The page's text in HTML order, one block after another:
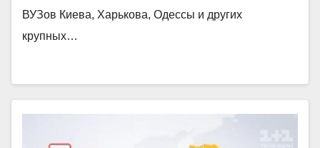
ВУЗов Киева, Харькова, Одессы и других
крупных…